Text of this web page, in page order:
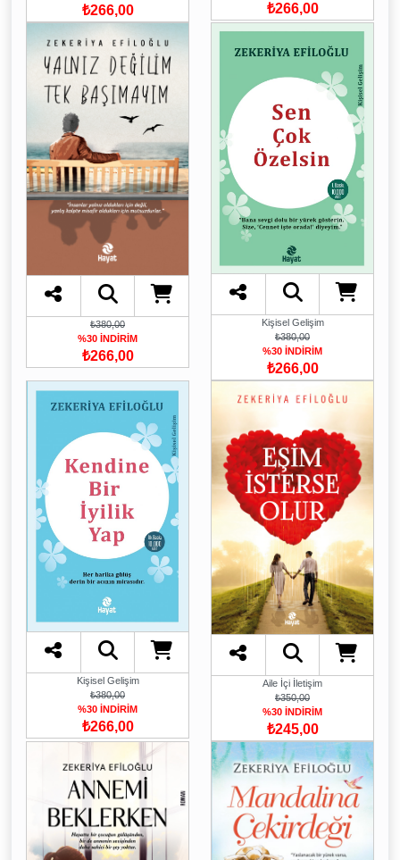
₺266,00 ₺266,00
₺380,00
%30 İNDİRİM
₺266,00
Kişisel Gelişim
₺380,00
%30 İNDİRİM
₺266,00
Kişisel Gelişim
₺380,00
%30 İNDİRİM
₺266,00
Aile İçi İletişim
₺350,00
%30 İNDİRİM
₺245,00